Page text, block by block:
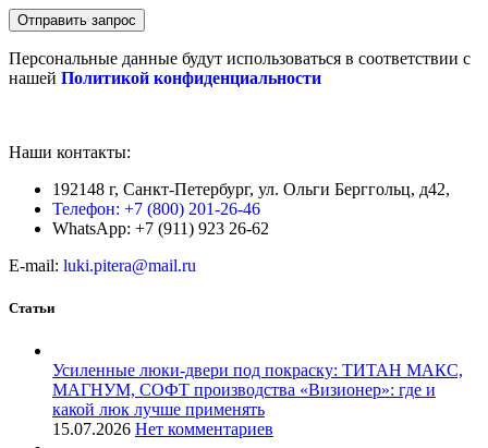
Персональные данные будут использоваться в соответствии с
нашей Политикой конфиденциальности
Наши контакты:
192148 г, Санкт-Петербург, ул. Ольги Берггольц, д42,
Телефон: +7 (800) 201-26-46
WhatsApp: +7 (911) 923 26-62
E-mail: luki.pitera@mail.ru
Статьи
Усиленные люки-двери под покраску: ТИТАН МАКС,
МАГНУМ, СОФТ производства «Визионер»: где и
какой люк лучше применять
15.07.2026 Нет комментариев